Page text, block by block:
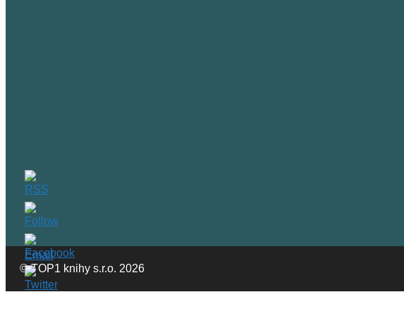
© TOP1 knihy s.r.o. 2026